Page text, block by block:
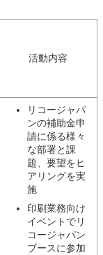
活動内容
リコージャパ
ンの補助金申
請に係る様々
な部署と課
題、要望をヒ
アリングを実
施
印刷業務向け
イベントでリ
コージャパン
ブースに参加